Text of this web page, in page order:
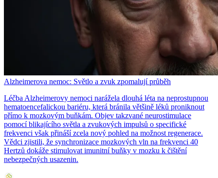
Alzheimerova nemoc: Světlo a zvuk zpomalují průběh
Léčba Alzheimerovy nemoci narážela dlouhá léta na neprostupnou
hematoencefalickou bariéru, která bránila většině léků proniknout
přímo k mozkovým buňkám. Objev takzvané neurostimulace
pomocí blikajícího světla a zvukových impulsů o specifické
frekvenci však přináší zcela nový pohled na možnost regenerace.
Vědci zjistili, že synchronizace mozkových vln na frekvenci 40
Hertzů dokáže stimulovat imunitní buňky v mozku k čištění
nebezpečných usazenin.